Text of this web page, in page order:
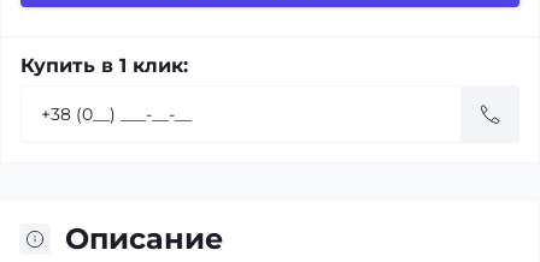
Купить в 1 клик:
Описание